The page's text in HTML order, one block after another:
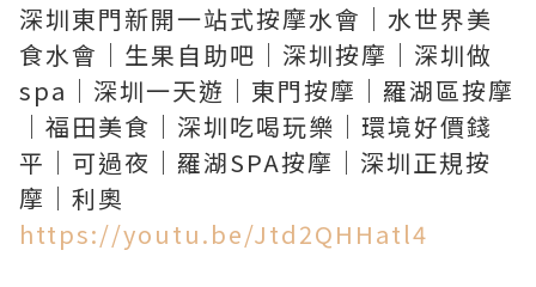
深圳東門新開一站式按摩水會｜水世界美
食水會｜生果自助吧｜深圳按摩｜深圳做
spa｜深圳一天遊｜東門按摩｜羅湖區按摩
｜福田美食｜深圳吃喝玩樂｜環境好價錢
平｜可過夜｜羅湖SPA按摩｜深圳正規按
https://youtu.be/Jtd2QHHatl4